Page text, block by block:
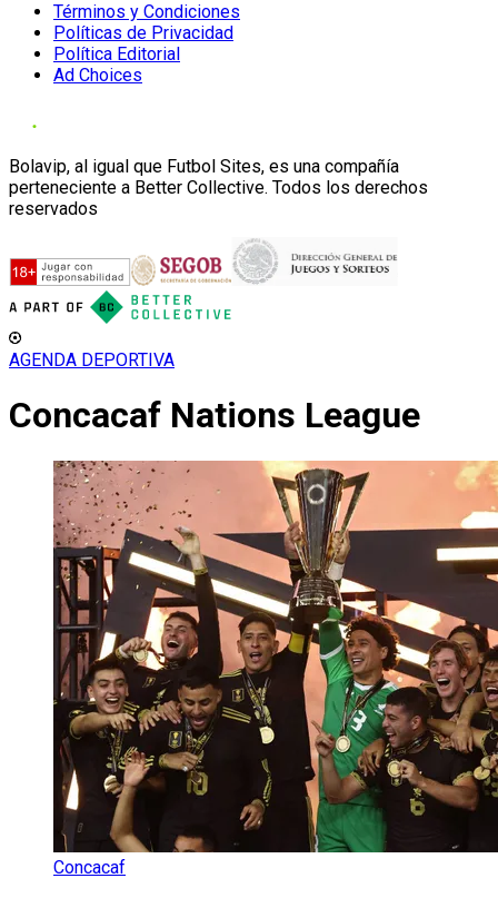
Términos y Condiciones
Políticas de Privacidad
Política Editorial
Ad Choices
Bolavip, al igual que Futbol Sites, es una compañía
perteneciente a Better Collective. Todos los derechos
reservados
AGENDA DEPORTIVA
Concacaf Nations League
Concacaf